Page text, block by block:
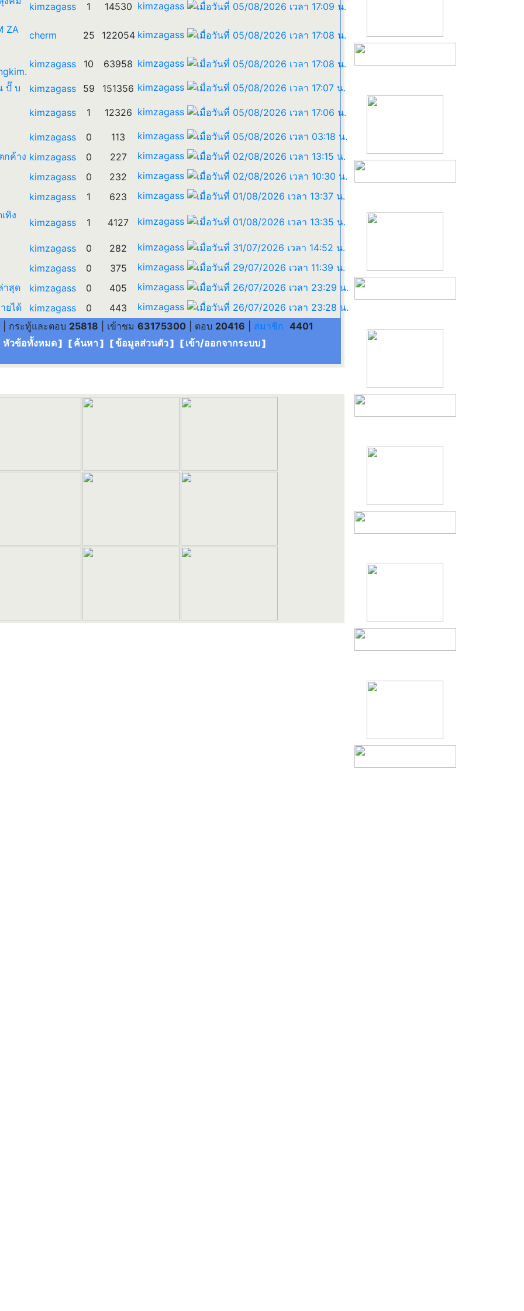
kimzagass 1 14530 kimzagass
ZA
cherm 25 122054 kimzagass
kimzagass 10 63958 kimzagass
ปั๊ บ kimzagass 59 151356 kimzagass
kimzagass 1 12326 kimzagass
kimzagass 0 113
kimzagass
กค้าง kimzagass 0 227
kimzagass
kimzagass 0 232
kimzagass
kimzagass 1 623
kimzagass
ทิง
kimzagass 1 4127 kimzagass
kimzagass 0 282
kimzagass
kimzagass 0 375
kimzagass
าสุด
kimzagass 0 405
kimzagass
ยได้
kimzagass 0 443
kimzagass
| กระทู้และตอบ 25818 | เข้าชม 63175300| ตอบ 20416 สมาชิก 4401
หัวข้อทั้งหมด] [ ค้นหา ] [ข้อมูลส่วนตัว] [ เข้า/ออกจากระบบ]